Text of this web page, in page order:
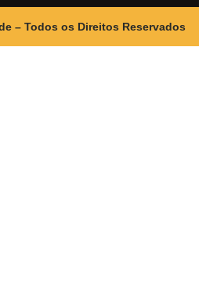
– Todos os Direitos Reservados